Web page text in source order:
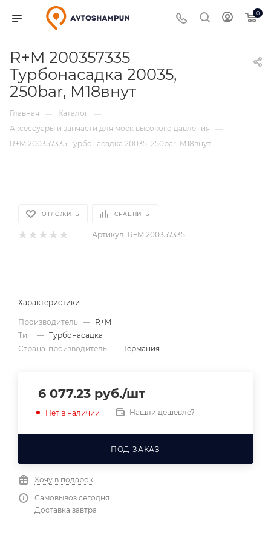
0
R+M 200357335
Турбонасадка 20035,
250bar, М18внут
Главная — Каталог —
Аксессуары и запчасти для моек высокого давления
—
R+M 200357335 Турбонасадка 20035, 250bar, М18внут
ОТЛОЖИТЬ СРАВНИТЬ
Артикул: R+M 200357335
Характеристики
Производитель — R+M
Тип — Турбонасадка
Страна-производитель — Германия
6 077.23 руб./шт
Нет в наличии Нашли дешевле?
ПОД ЗАКАЗ
Хочу в подарок
Самовывоз сегодня
Доставка завтра